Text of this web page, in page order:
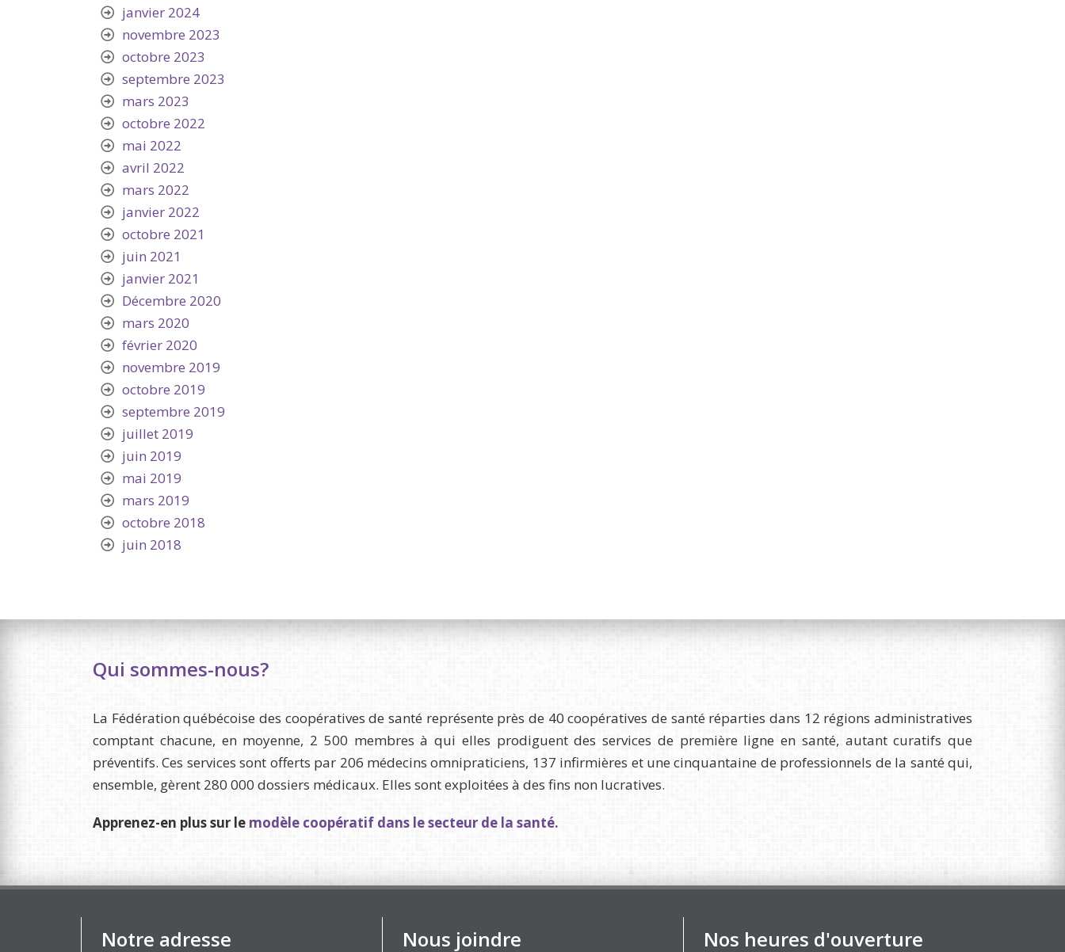
janvier 2024
novembre 2023
octobre 2023
septembre 2023
mars 2023
octobre 2022
mai 2022
avril 2022
mars 2022
janvier 2022
octobre 2021
juin 2021
janvier 2021
Décembre 2020
mars 2020
février 2020
novembre 2019
octobre 2019
septembre 2019
juillet 2019
juin 2019
mai 2019
mars 2019
octobre 2018
juin 2018
Qui sommes-nous?
La Fédération québécoise des coopératives de santé représente près de 40 coopératives de santé réparties dans 12 régions administratives
comptant chacune, en moyenne, 2 500 membres à qui elles prodiguent des services de première ligne en santé, autant curatifs que
préventifs. Ces services sont offerts par 206 médecins omnipraticiens, 137 infirmières et une cinquantaine de professionnels de la santé qui,
ensemble, gèrent 280 000 dossiers médicaux. Elles sont exploitées à des fins non lucratives.
Apprenez-en plus sur le modèle coopératif dans le secteur de la santé.
Notre adresse Nous joindre Nos heures d'ouverture